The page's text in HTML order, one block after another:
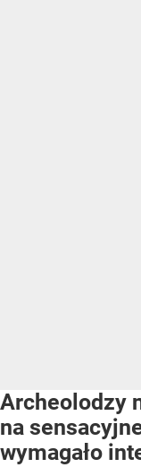
Archeolodzy
na
wymagało